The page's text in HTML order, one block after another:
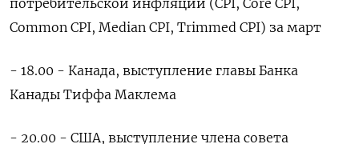
Common CPI, Median CPI, Trimmed CPI) за март
- 18.00 - Канада, выступление главы Банка
Канады Тиффа Маклема
- 20.00 - США, выступление члена совета